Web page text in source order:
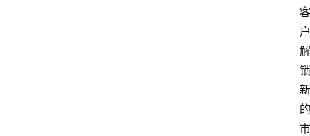
客
户
解
锁
新
的
市